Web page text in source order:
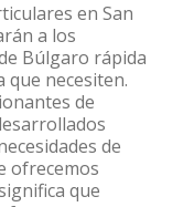
en San
a los
Búlgaro rápida
que necesiten.
de
de
ofrecemos
que